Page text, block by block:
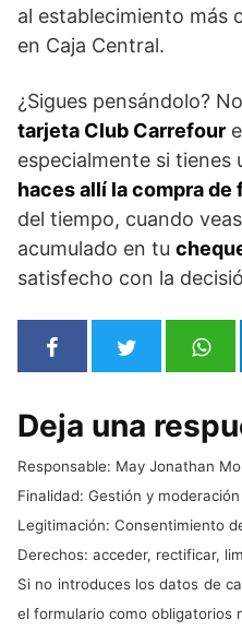
al establecimiento más
en Caja Central.
¿Sigues pensándolo?
tarjeta Club Carrefour
especialmente si tienes
haces allí la compra de
del tiempo, cuando
acumulado en tu
satisfecho con la
Deja una
Responsable: May Jonathan
Finalidad: Gestión y
Legitimación: Consentimiento
Derechos: acceder, rectificar,
Si no introduces los datos de
el formulario como obligatorios